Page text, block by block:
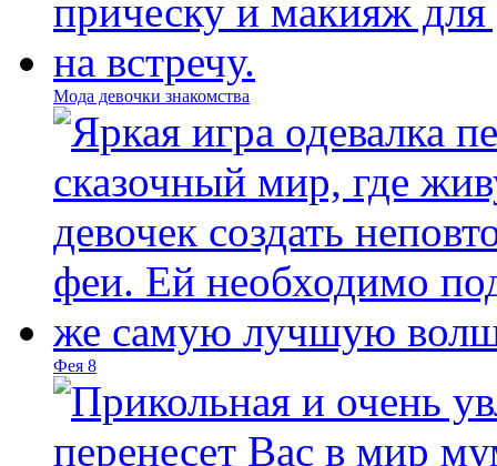
Мода девочки знакомства
Фея 8